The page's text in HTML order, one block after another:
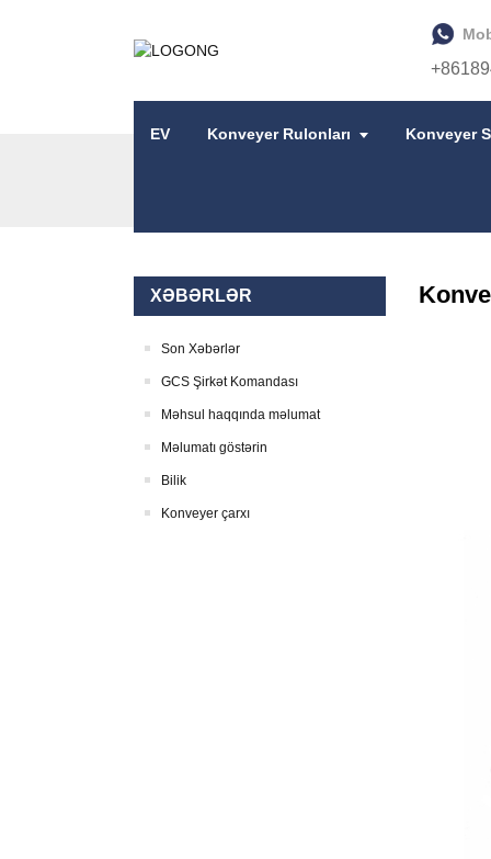
EV Konveyer Rulonları Konveyer
XƏBƏRLƏR
Son Xəbərlər
GCS Şirkət Komandası
Məhsul haqqında məlumat
Məlumatı göstərin
Bilik
Konveyer çarxı